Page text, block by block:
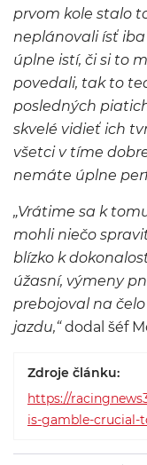
prvom kole stalo
neplánovali ísť
úplne istí, či si to
povedali, tak to
posledných
skvelé vidieť ich
všetci v tíme
nemáte úplne
„Vrátime sa k
mohli niečo
blízko k
úžasní, výmeny
prebojoval na čelo
jazdu,“dodal šéf
Zdroje článku:
https://
is-gamble-